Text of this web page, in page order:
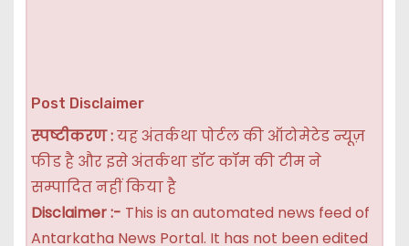
Post Disclaimer
स्पष्टीकरण :यह अंतर्कथा पोर्टल की ऑटोमेटेड न्यूज़
फीड है और इसे अंतर्कथा डॉट कॉम की टीम ने
सम्पादित नहीं किया है
Disclaimer :- This is an automated news feed of
Antarkatha News Portal. It has not been edited